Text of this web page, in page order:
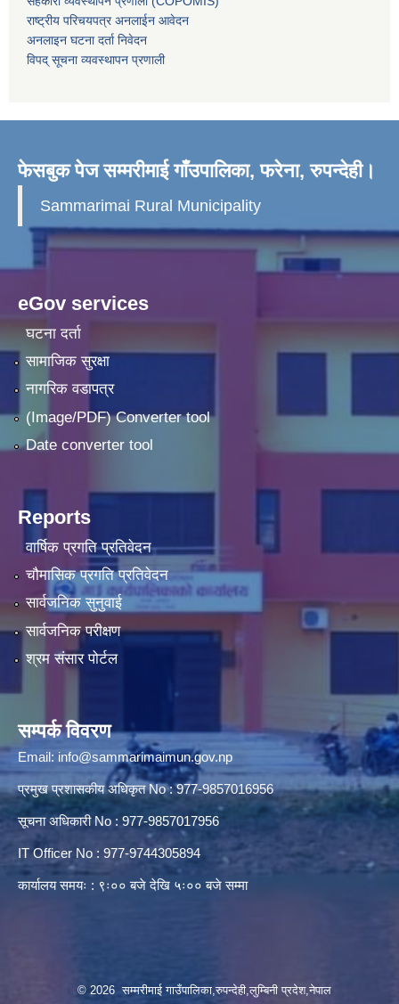
राष्ट्रीय परिचयपत्र अनलाईन आवेदन
अनलाइन घटना दर्ता निवेदन
विपद् सूचना व्यवस्थापन प्रणाली
फेसबुक पेज सम्मरीमाई गाँउपालिका, फरेना, रुपन्देही।
Sammarimai Rural Municipality
eGov services
घटना दर्ता
सामाजिक सुरक्षा
नागरिक वडापत्र
(Image/PDF) Converter tool
Date converter tool
Reports
वार्षिक प्रगति प्रतिवेदन
चौमासिक प्रगति प्रतिवेदन
सार्वजनिक सुनुवाई
सार्वजनिक परीक्षण
श्रम संसार पोर्टल
सम्पर्क विवरण
Email: info@sammarimaimun.gov.np
प्रमुख प्रशासकीय अधिकृत No : 977-9857016956
सूचना अधिकारी No : 977-9857017956
IT Officer No : 977-9744305894
कार्यालय समयः : ९ः०० बजे देखि ५ः०० बजे सम्मा
© 2026 सम्मरीमाई गाउँपालिका,रुपन्देही,लुम्बिनी प्रदेश,नेपाल